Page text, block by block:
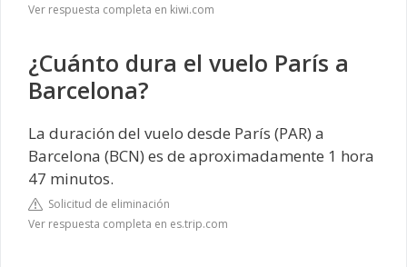
Ver respuesta completa en kiwi.com
¿Cuánto dura el vuelo París a
Barcelona?
La duración del vuelo desde París (PAR) a
Barcelona (BCN) es de aproximadamente 1 hora
47 minutos.
Solicitud de eliminación
Ver respuesta completa en es.trip.com